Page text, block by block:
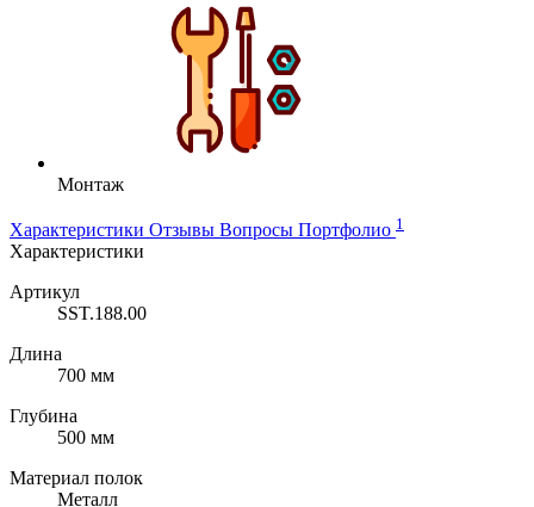
Монтаж
Характеристики Отзывы Вопросы Портфолио 1
Характеристики
Артикул
SST.188.00
Длина
700 мм
Глубина
500 мм
Материал полок
Металл